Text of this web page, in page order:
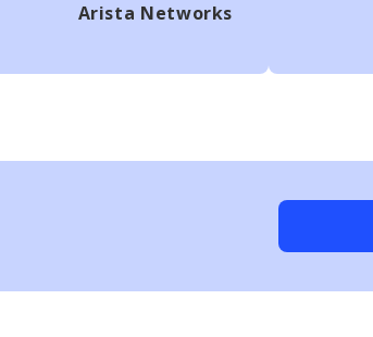
Arista Networks